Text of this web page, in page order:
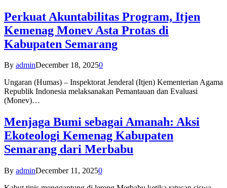
Perkuat Akuntabilitas Program, Itjen
Kemenag Monev Asta Protas di
Kabupaten Semarang
By adminDecember 18, 20250
Ungaran (Humas) – Inspektorat Jenderal (Itjen) Kementerian Agama
Republik Indonesia melaksanakan Pemantauan dan Evaluasi
(Monev)…
Menjaga Bumi sebagai Amanah: Aksi
Ekoteologi Kemenag Kabupaten
Semarang dari Merbabu
By adminDecember 11, 20250